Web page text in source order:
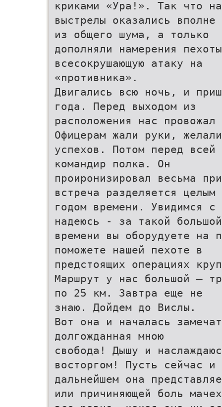
криками «Ура!». Так что
выстрелы оказались
из общего шума, а только
дополняли намерения
всесокрушающую атаку на
«противника».
Двигались всю ночь, и
года. Перед выходом из
расположения нас
Офицерам жали руки, желали
успехов. Потом перед всей
командир полка. Он
проиронизировал весьма
встреча разделяется целым
годом времени. Увидимся
надеюсь - за такой
времени вы оборудуете на
поможете нашей пехоте в
предстоящих операциях
Маршрут у нас большой –
по 25 км. Завтра еще не
знаю. Дойдем до Вислы.
Вот она и началась
долгожданная мною
свобода! Дышу и
восторгом! Пусть сейчас и
дальнейшем она
или причиняющей боль